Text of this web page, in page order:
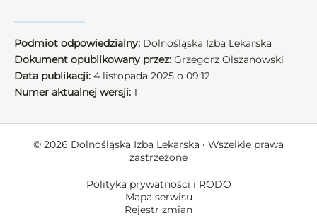
Podmiot odpowiedzialny: Dolnośląska Izba Lekarska
Dokument opublikowany przez: Grzegorz Olszanowski
Data publikacji: 4 listopada 2025 o 09:12
Numer aktualnej wersji: 1
© 2026 Dolnośląska Izba Lekarska • Wszelkie prawa
zastrzeżone
Polityka prywatności i RODO
Mapa serwisu
Rejestr zmian